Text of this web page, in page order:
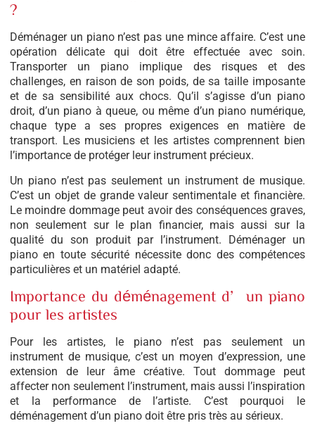
?
Déménager un piano n’est pas une mince affaire. C’est une
opération délicate qui doit être effectuée avec soin.
Transporter un piano implique des risques et des
challenges, en raison de son poids, de sa taille imposante
et de sa sensibilité aux chocs. Qu’il s’agisse d’un piano
droit, d’un piano à queue, ou même d’un piano numérique,
chaque type a ses propres exigences en matière de
transport. Les musiciens et les artistes comprennent bien
l’importance de protéger leur instrument précieux.
Un piano n’est pas seulement un instrument de musique.
C’est un objet de grande valeur sentimentale et financière.
Le moindre dommage peut avoir des conséquences graves,
non seulement sur le plan financier, mais aussi sur la
qualité du son produit par l’instrument. Déménager un
piano en toute sécurité nécessite donc des compétences
particulières et un matériel adapté.
Importance du déménagement d’un piano
pour les artistes
Pour les artistes, le piano n’est pas seulement un
instrument de musique, c’est un moyen d’expression, une
extension de leur âme créative. Tout dommage peut
affecter non seulement l’instrument, mais aussi l’inspiration
et la performance de l’artiste. C’est pourquoi le
déménagement d’un piano doit être pris très au sérieux.